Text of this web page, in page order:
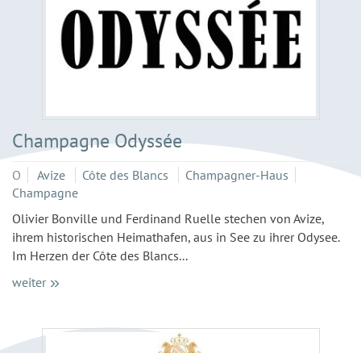
Champagne Odyssée
O Avize Côte des Blancs
Champagner-Haus
Champagne
Olivier Bonville und Ferdinand Ruelle stechen von Avize,
ihrem historischen Heimathafen, aus in See zu ihrer Odysee.
Im Herzen der Côte des Blancs...
weiter